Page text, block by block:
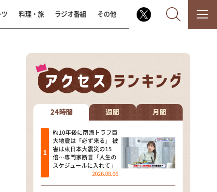
なるみ・岡村の過ぎるTV
相席食堂
これ余談なんですけど・・・
～人生密着トークバラエティ！
～ やすとものいたって真剣です
探偵！ナイトスクープ
料理・旅 ラジオ番組 その他
24時間 週間 月間
約10年後に南海トラフ巨
大地震は「必ず来る」 被
害は東日本大震災の15
倍…専門家断言「人生の
スケジュールに入れて」
2026.08.06